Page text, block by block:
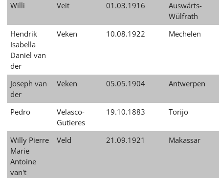
Willi
Veit 01.03.1916
Auswärts-
Wülfrath
Hendrik
Isabella
Daniel van
der
Veken 10.08.1922 Mechelen
Joseph van
der
Veken 05.05.1904 Antwerpen
Pedro
Velasco-
Gutieres
19.10.1883 Torijo
Willy Pierre
Marie
Antoine
van't
Veld 21.09.1921 Makassar